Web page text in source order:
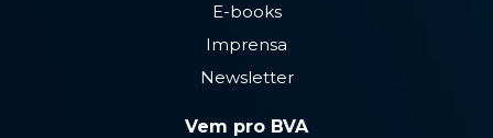
E-books
Imprensa
Newsletter
Vem pro BVA